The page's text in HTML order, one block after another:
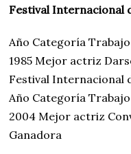
Festival Internacional
Año Categoría
1985 Mejor actriz
Festival Internacional
Año Categoría
2004 Mejor actriz
Ganadora